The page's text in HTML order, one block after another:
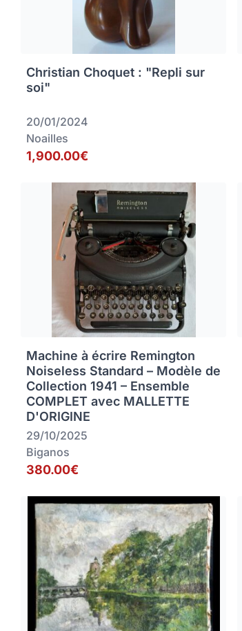
Christian Choquet : "Repli sur
soi"
20/01/2024
Noailles
1,900.00€
Machine à écrire Remington
Noiseless Standard – Modèle de
Collection 1941 – Ensemble
COMPLET avec MALLETTE
D'ORIGINE
29/10/2025
Biganos
380.00€